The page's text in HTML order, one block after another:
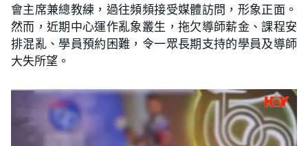
會主席兼總教練，過往頻頻接受媒體訪問，形象正面。
然而，近期中心運作亂象叢生，拖欠導師薪金、課程安
排混亂、學員預約困難，令一眾長期支持的學員及導師
大失所望。